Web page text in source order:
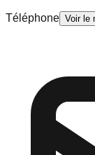
Téléphone Voir le